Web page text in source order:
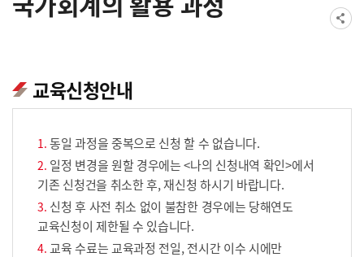
교육신청안내
동일 과정을 중복으로 신청 할 수 없습니다.
일정 변경을 원할 경우에는 <나의 신청내역 확인>에서
기존 신청건을 취소한 후, 재신청 하시기 바랍니다.
신청 후 사전 취소 없이 불참한 경우에는 당해연도
교육신청이 제한될 수 있습니다.
교육 수료는 교육과정 전일, 전시간 이수 시에만